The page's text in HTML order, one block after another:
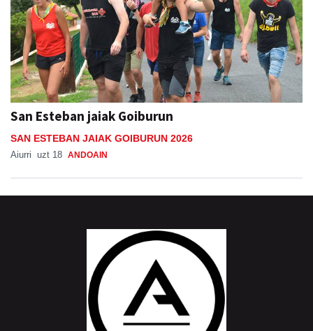
San Esteban jaiak Goiburun
SAN ESTEBAN JAIAK GOIBURUN 2026
Aiurri uzt 18 ANDOAIN